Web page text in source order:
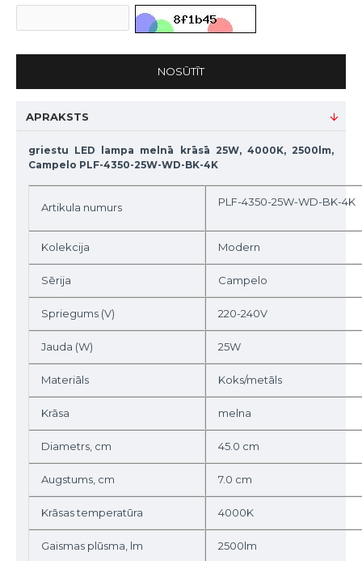
NOSŪTĪT
APRAKSTS
griestu LED lampa melnā krāsā 25W, 4000K, 2500lm,
Campelo PLF-4350-25W-WD-BK-4K
Artikula numurs PLF-4350-25W-WD-BK-4K
Kolekcija Modern
Sērija Campelo
Spriegums (V) 220-240V
Jauda (W) 25W
Materiāls Koks/metāls
Krāsa melna
Diametrs, cm 45.0 cm
Augstums, cm 7.0 cm
Krāsas temperatūra 4000K
Gaismas plūsma, lm 2500lm